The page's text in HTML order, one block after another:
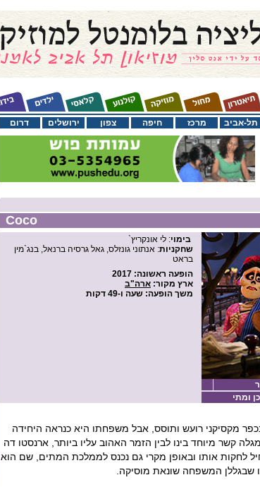
דרום ירושלים צפון חיפה מרכז תל-אביב
Coco
בימוי: לי אונקריץ`
שחקניות: אנתוני גונזלס, גאל גרסיה ברנאל, בנג`מין
בראט
הופעה ראשונה: 2017
ארץ מקור: ארה"ב
משך הופעה: שעה ו-49 דקות
ומתי
גונזלס) בן ה-12 חי בכפר מקסיקני רועש ותוסס, אבל משפחתו היא כנראה היחידה
קשר מיוחד בינו לבין הזמר האהוב עליו ביותר, ארנסטו דה
לחקות אותו ובאופן מקרי גם נכנס לממלכת המתים, שם הוא
המשפחה שונאת מוסיקה.